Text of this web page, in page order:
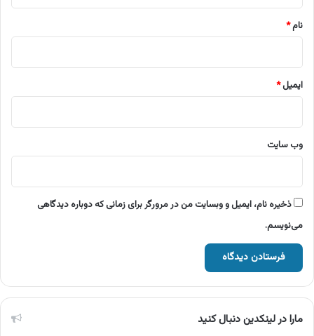
نام*
ایمیل*
وب‌ سایت
ذخیره نام، ایمیل و وبسایت من در مرورگر برای زمانی که دوباره دیدگاهی
می‌نویسم.
مارا در لینکدین دنبال کنید